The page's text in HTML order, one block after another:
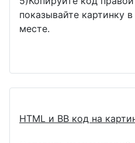
показывайте картинку
месте.
HTML и BB код на